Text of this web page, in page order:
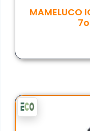
MAMELUCO